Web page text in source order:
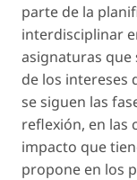
parte de la
interdisciplinar
asignaturas
de los intereses
se siguen las
reflexión, en las
impacto que
propone en los